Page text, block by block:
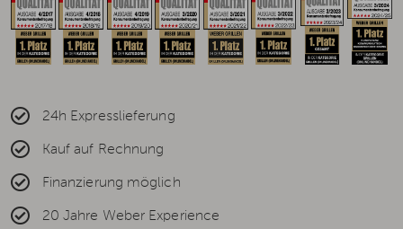
24h Expresslieferung
Kauf auf Rechnung
Finanzierung möglich
20 Jahre Weber Experience